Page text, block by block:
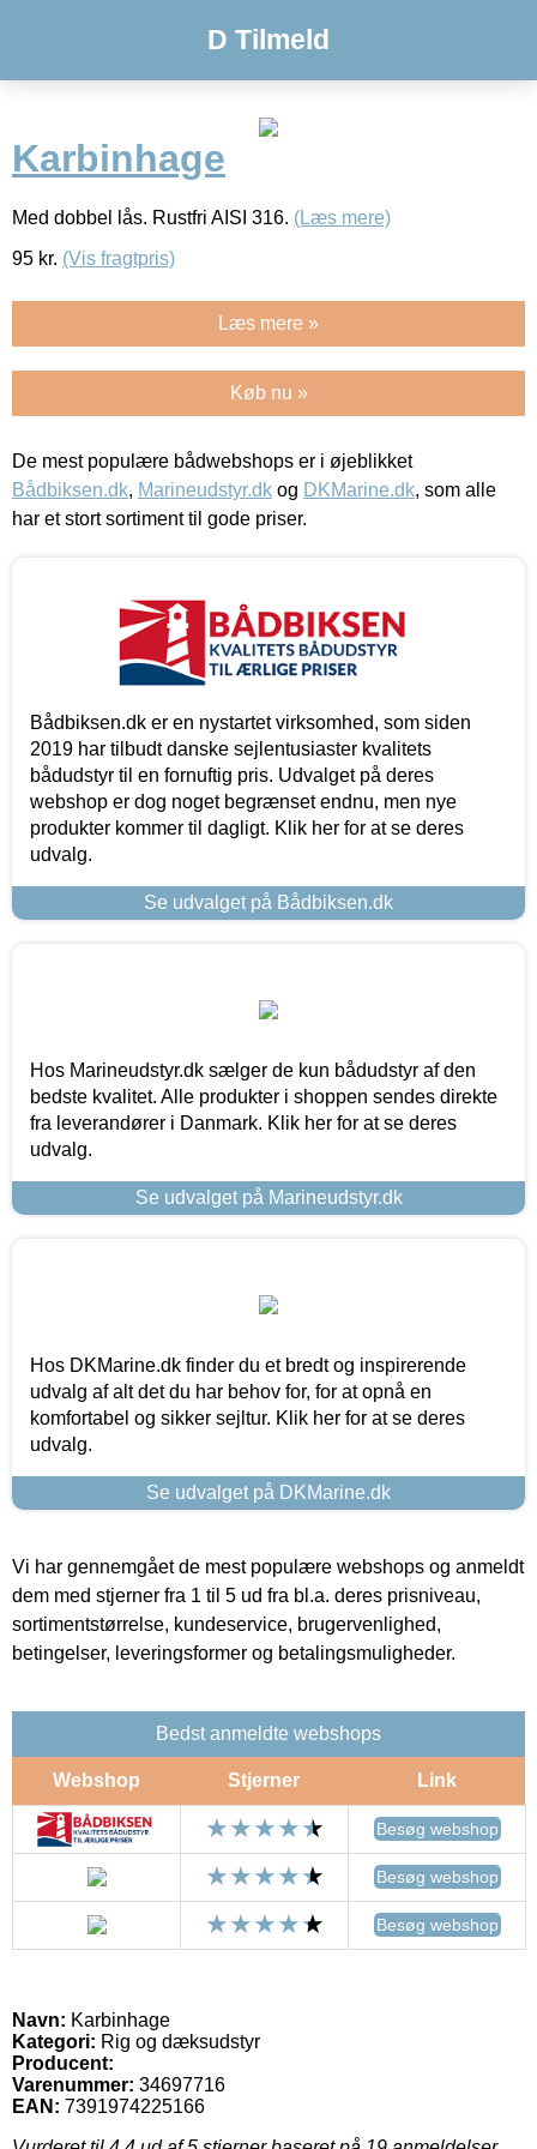
D Tilmeld
Karbinhage
Med dobbel lås. Rustfri AISI 316. (Læs mere)
95 kr. (Vis fragtpris)
Læs mere »
Køb nu »
De mest populære bådwebshops er i øjeblikket
Bådbiksen.dk, Marineudstyr.dk og DKMarine.dk, som alle
har et stort sortiment til gode priser.
Bådbiksen.dk er en nystartet virksomhed, som siden
2019 har tilbudt danske sejlentusiaster kvalitets
bådudstyr til en fornuftig pris. Udvalget på deres
webshop er dog noget begrænset endnu, men nye
produkter kommer til dagligt. Klik her for at se deres
udvalg.
Se udvalget på Bådbiksen.dk
Hos Marineudstyr.dk sælger de kun bådudstyr af den
bedste kvalitet. Alle produkter i shoppen sendes direkte
fra leverandører i Danmark. Klik her for at se deres
udvalg.
Se udvalget på Marineudstyr.dk
Hos DKMarine.dk finder du et bredt og inspirerende
udvalg af alt det du har behov for, for at opnå en
komfortabel og sikker sejltur. Klik her for at se deres
udvalg.
Se udvalget på DKMarine.dk
Vi har gennemgået de mest populære webshops og anmeldt
dem med stjerner fra 1 til 5 ud fra bl.a. deres prisniveau,
sortimentstørrelse, kundeservice, brugervenlighed,
betingelser, leveringsformer og betalingsmuligheder.
Bedst anmeldte webshops
Webshop Stjerner Link
Besøg webshop
Besøg webshop
Besøg webshop
Navn: Karbinhage
Kategori: Rig og dæksudstyr
Producent:
Varenummer: 34697716
EAN: 7391974225166